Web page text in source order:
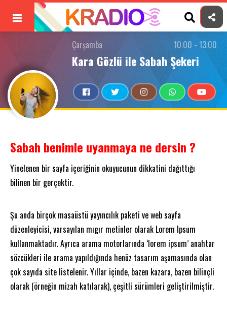
content
Çarşamba
10:00 - 13:00
Kara Gözlü ile Sabah Şekeri
Sabah benimle uyanmaya ne dersin ?
Yinelenen bir sayfa içeriğinin okuyucunun dikkatini dağıttığı
bilinen bir gerçektir.
Şu anda birçok masaüstü yayıncılık paketi ve web sayfa
düzenleyicisi, varsayılan mıgır metinler olarak Lorem Ipsum
kullanmaktadır. Ayrıca arama motorlarında ‘lorem ipsum’ anahtar
sözcükleri ile arama yapıldığında henüz tasarım aşamasında olan
çok sayıda site listelenir. Yıllar içinde, bazen kazara, bazen bilinçli
olarak (örneğin mizah katılarak), çeşitli sürümleri geliştirilmiştir.